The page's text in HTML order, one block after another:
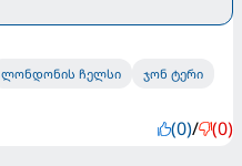
ლონდონის ჩელსი ჯონ ტერი
(0)/ (0)